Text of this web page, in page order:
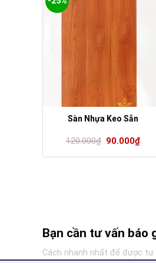
Sàn Nhựa Keo Sẵn
120.000₫ Giá
là:
90.000₫Giá
tại
Bạn cần tư vấn báo
Cách nhanh nhất để được